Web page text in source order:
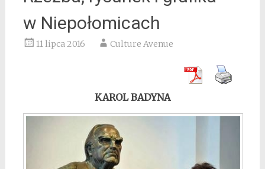
w Niepołomicach
11 lipca 2016 Culture Avenue
KAROL BADYNA